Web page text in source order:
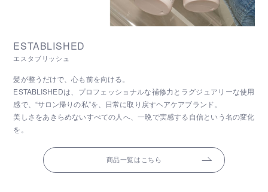
ESTABLISHED
エスタブリッシュ
髪が整うだけで、心も前を向ける。
ESTABLISHEDは、プロフェッショナルな補修力とラグジュアリーな使用
感で、“サロン帰りの私”を、日常に取り戻すヘアケアブランド。
美しさをあきらめないすべての人へ、一晩で実感する自信という名の変化
を。
商品一覧はこちら